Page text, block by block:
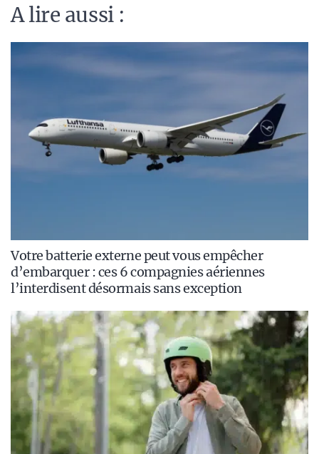
A lire aussi :
Votre batterie externe peut vous empêcher
d’embarquer : ces 6 compagnies aériennes
l’interdisent désormais sans exception